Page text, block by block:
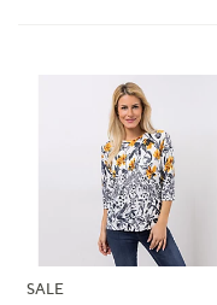
SALE